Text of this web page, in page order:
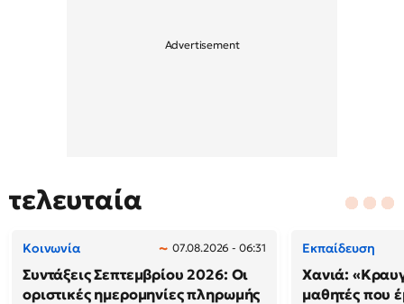
τελευταία
Κοινωνία 07.08.2026 - 06:31
Συντάξεις Σεπτεμβρίου 2026: Οι
οριστικές ημερομηνίες πληρωμής
Εκπαίδευση
Χανιά:
μαθητές που